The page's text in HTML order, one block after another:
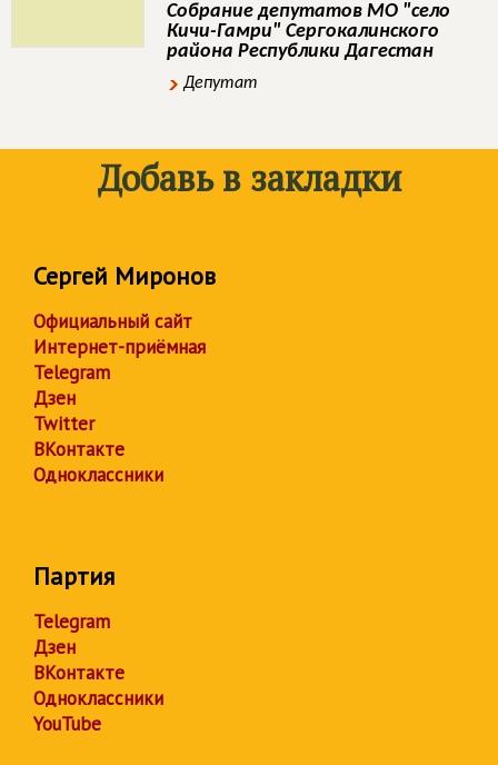
Собрание депутатов МО "село
Кичи-Гамри" Сергокалинского
района Республики Дагестан
Депутат
Добавь в закладки
Сергей Миронов
Официальный сайт
Интернет-приёмная
Telegram
Дзен
Twitter
ВКонтакте
Одноклассники
Партия
Telegram
Дзен
ВКонтакте
Одноклассники
YouTube